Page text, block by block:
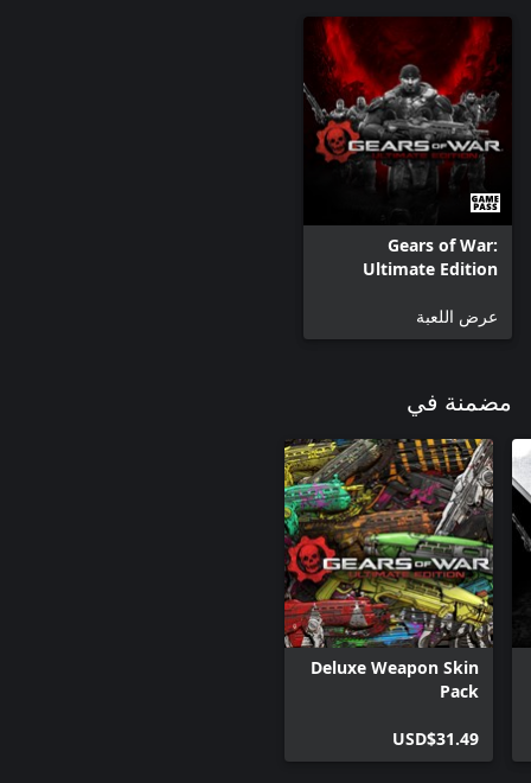
Gears of War:
Ultimate Edition
عرض اللعبة
مضمنة في
Deluxe Weapon Skin
Pack
USD$31.49